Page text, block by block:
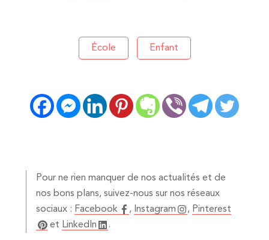
École Enfant
Pour ne rien manquer de nos actualités et de
nos bons plans, suivez-nous sur nos réseaux
sociaux : Facebook , Instagram , Pinterest
et LinkedIn .